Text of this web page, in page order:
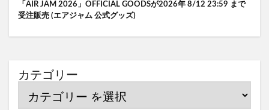
「AIR JAM 2026」OFFICIAL GOODSが2026年 8/12 23:59 まで
受注販売 (エアジャム 公式グッズ)
カテゴリー